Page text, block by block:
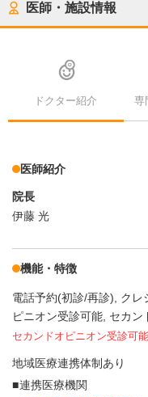
医師・施設情報
ドクター紹介 専
医師紹介
院長
伊藤 光
機能・特徴
電話予約(初診/再診) クレ
ピニオン受診可能 セカン
セカンドオピニオン受診可能
地域医療連携体制あり
連携医療機関